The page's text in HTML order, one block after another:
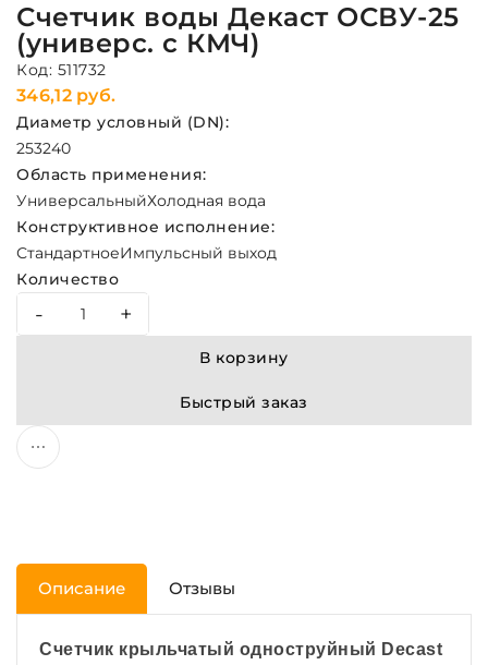
Счетчик воды Декаст ОСВУ-25
(универс. с КМЧ)
Код: 511732
346,12 руб.
Диаметр условный (DN):
253240
Область применения:
УниверсальныйХолодная вода
Конструктивное исполнение:
СтандартноеИмпульсный выход
Количество
- +
В корзину
Быстрый заказ
Описание Отзывы
Счетчик крыльчатый одноструйный Decast